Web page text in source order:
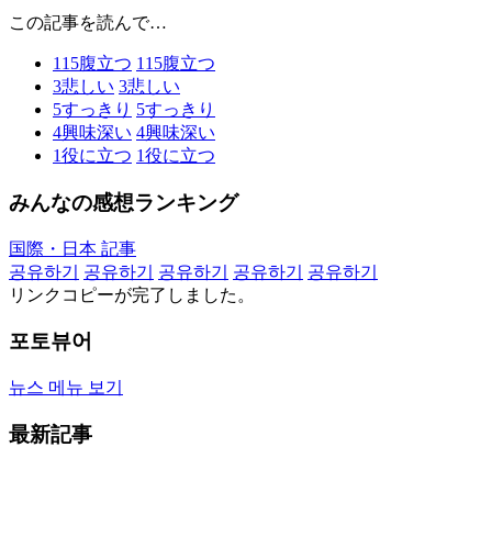
この記事を読んで…
115腹立つ 115腹立つ
3悲しい 3悲しい
5すっきり 5すっきり
4興味深い 4興味深い
1役に立つ 1役に立つ
みんなの感想ランキング
国際・日本 記事
공유하기
공유하기 공유하기 공유하기
공유하기
リンクコピーが完了しました。
포토뷰어
뉴스 메뉴 보기
最新記事